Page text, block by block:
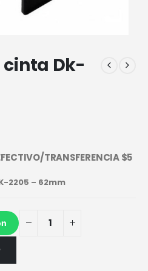
Dk-
TRANSFERENCIA $5
2205 – 62mm